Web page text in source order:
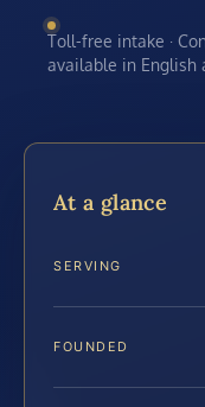
Toll-free intake ·
available in English
At a glance
SERVING
FOUNDED